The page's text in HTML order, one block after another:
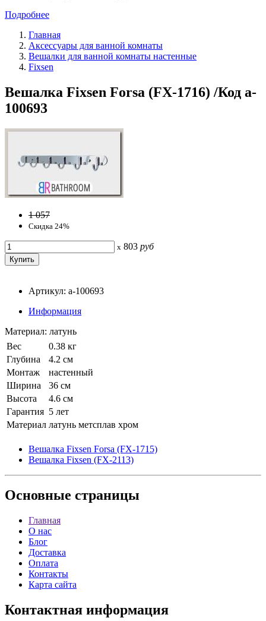
Подробнее
Главная
Аксессуары для ванной комнаты
Вешалки для ванной комнаты настенные
Fixsen
Вешалка Fixsen Forsa (FX-1716) /Код a-
100693
1 057
Скидка 24%
x 803 руб
Артикул: a-100693
Информация
Материал: латунь
Вес
0.38 кг
Глубина
4.2 см
Монтаж
настенный
Ширина
36 см
Высота
4.6 см
Гарантия 5 лет
Материал латунь метсплав хром
Вешалка Fixsen Forsa (FX-1715)
Вешалка Fixsen (FX-2113)
Основные страницы
Главная
О нас
Блог
Доставка
Оплата
Контакты
Карта сайта
Контактная информация